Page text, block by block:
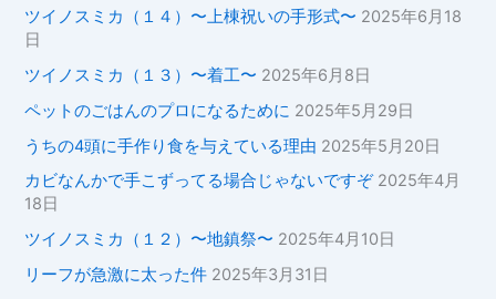
ツイノスミカ（１４）〜上棟祝いの手形式〜 2025年6月18
日
ツイノスミカ（１３）〜着工〜 2025年6月8日
ペットのごはんのプロになるために 2025年5月29日
うちの4頭に手作り食を与えている理由 2025年5月20日
カビなんかで手こずってる場合じゃないですぞ 2025年4月
18日
ツイノスミカ（１２）〜地鎮祭〜 2025年4月10日
リーフが急激に太った件 2025年3月31日